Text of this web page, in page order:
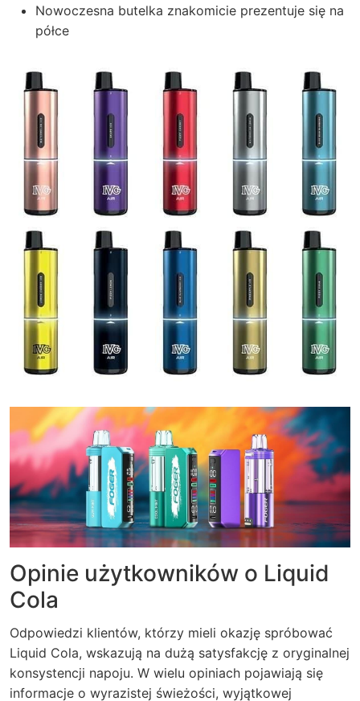
Nowoczesna butelka znakomicie prezentuje się na
półce
Opinie użytkowników o Liquid
Cola
Odpowiedzi klientów, którzy mieli okazję spróbować
Liquid Cola, wskazują na dużą satysfakcję z oryginalnej
konsystencji napoju. W wielu opiniach pojawiają się
informacje o wyrazistej świeżości, wyjątkowej